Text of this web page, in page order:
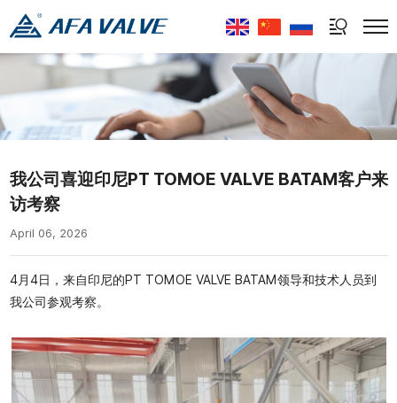
Select Language
我公司喜迎印尼PT TOMOE VALVE BATAM客户来
访考察
April 06, 2026
4月4日，来自印尼的PT TOMOE VALVE BATAM领导和技术人员到
我公司参观考察。